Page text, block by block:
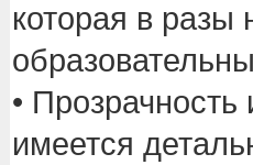
которая в
•
имеется